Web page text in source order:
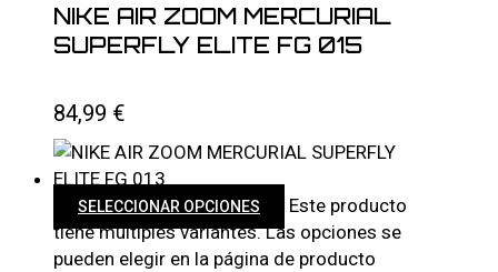
NIKE AIR ZOOM MERCURIAL
SUPERFLY ELITE FG 015
84,99 €
SELECCIONAR OPCIONES
Este producto
tiene múltiples variantes. Las opciones se
pueden elegir en la página de producto